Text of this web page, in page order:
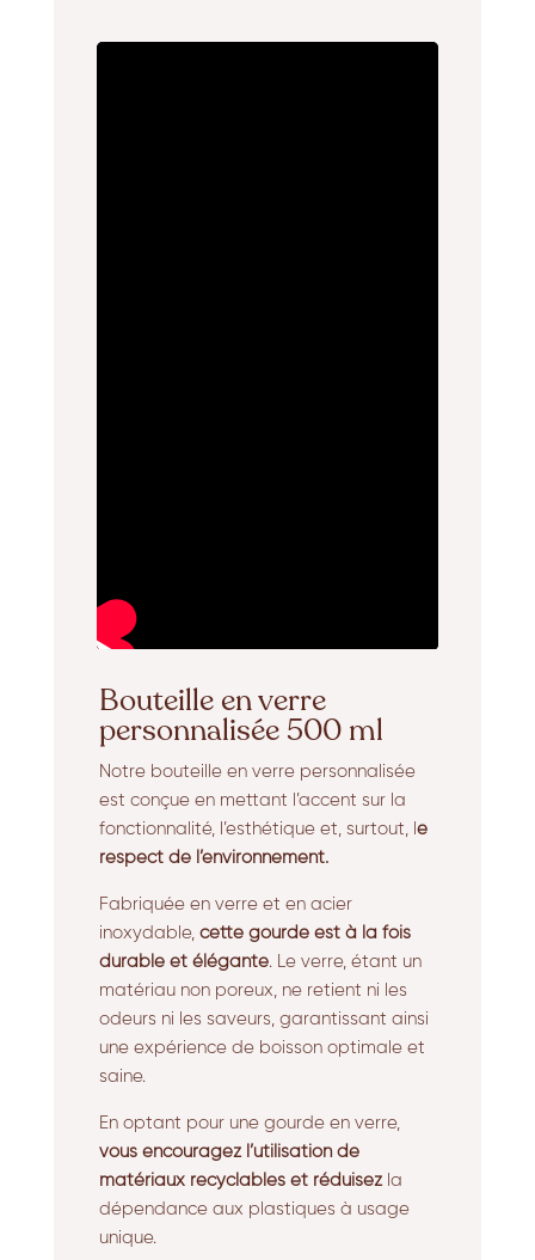
Bouteille en verre
personnalisée 500 ml
Notre bouteille en verre personnalisée
est conçue en mettant l’accent sur la
fonctionnalité, l’esthétique et, surtout, l e
respect de l’environnement.
Fabriquée en verre et en acier
inoxydable, cette gourde est à la fois
durable et élégante. Le verre, étant un
matériau non poreux, ne retient ni les
odeurs ni les saveurs, garantissant ainsi
une expérience de boisson optimale et
saine.
En optant pour une gourde en verre,
vous encouragez l’utilisation de
matériaux recyclables et réduisezla
dépendance aux plastiques à usage
unique.